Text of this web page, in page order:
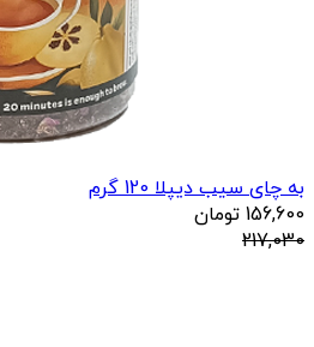
به چای سیب دیپلا 120 گرم
156,600 تومان
217,030